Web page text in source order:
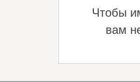
Чтобы
вам